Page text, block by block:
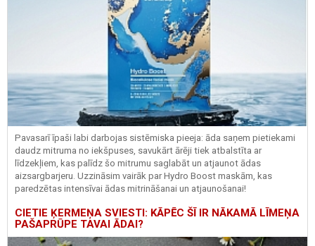
Pavasarī īpaši labi darbojas sistēmiska pieeja: āda saņem pietiekami
daudz mitruma no iekšpuses, savukārt ārēji tiek atbalstīta ar
līdzekļiem, kas palīdz šo mitrumu saglabāt un atjaunot ādas
aizsargbarjeru. Uzzināsim vairāk parHydro Boost maskām, kas
paredzētas intensīvai ādas mitrināšanai un atjaunošanai!
CIETIE ĶERMEŅA SVIESTI: KĀPĒC ŠĪ IR NĀKAMĀ LĪMEŅA
PAŠAPRŪPE TAVAI ĀDAI?